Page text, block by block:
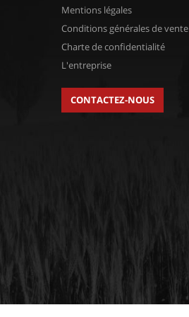
Mentions légales
Conditions générales de vente
Charte de confidentialité
L'entreprise
CONTACTEZ-NOUS